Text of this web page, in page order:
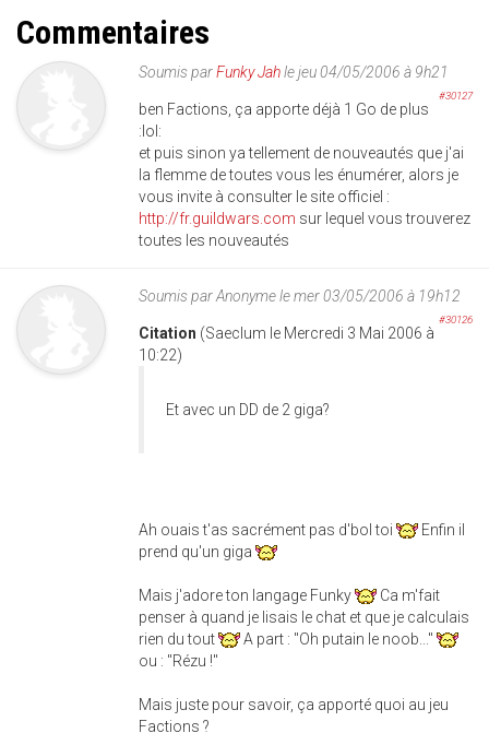
Commentaires
Soumis parFunky Jahle jeu 04/05/2006 à 9h21
#30127
ben Factions, ça apporte déjà 1 Go de plus
:lol:
et puis sinon ya tellement de nouveautés que j'ai
la flemme de toutes vous les énumérer, alors je
vous invite à consulter le site officiel :
http://fr.guildwars.com sur lequel vous trouverez
toutes les nouveautés
Soumis parAnonymele mer 03/05/2006 à 19h12
#30126
Citation (Saeclum le Mercredi 3 Mai 2006 à
10:22)
Et avec un DD de 2 giga?
Ah ouais t'as sacrément pas d'bol toi
Enfin il
prend qu'un giga
Mais j'adore ton langage Funky
Ca m'fait
penser à quand je lisais le chat et que je calculais
rien du tout
A part : "Oh putain le noob..."
ou : "Rézu !"
Mais juste pour savoir, ça apporté quoi au jeu
Factions ?